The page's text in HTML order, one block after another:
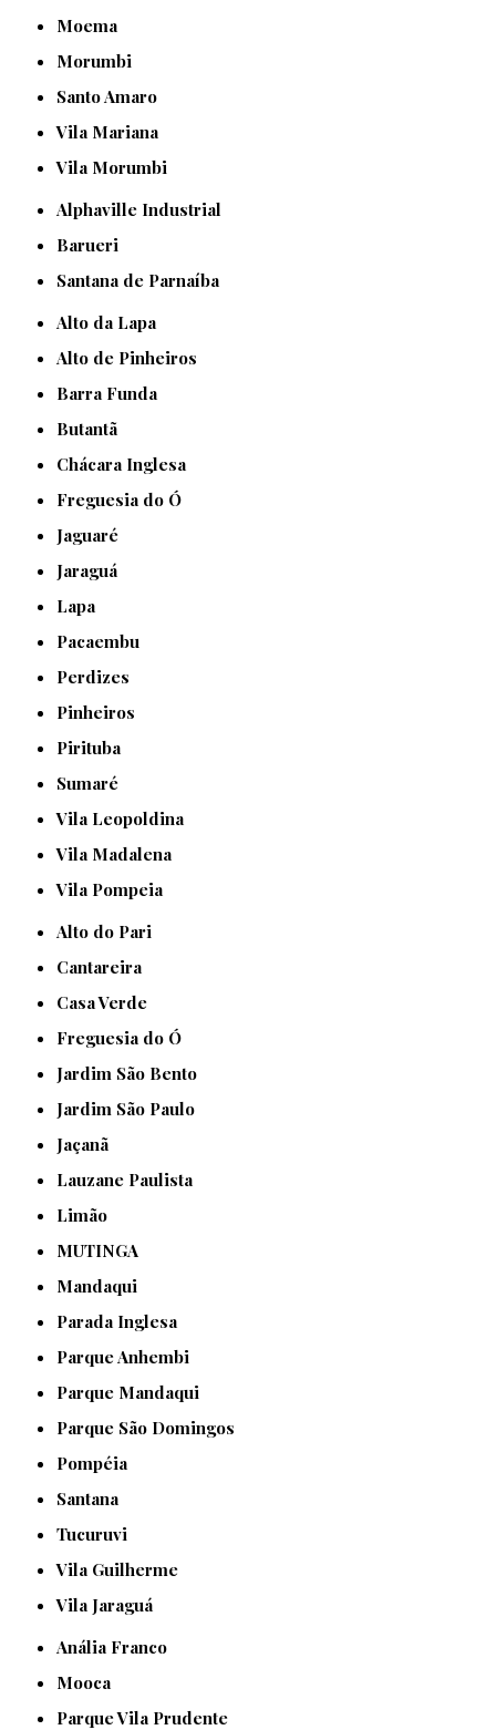
Moema
Morumbi
Santo Amaro
Vila Mariana
Vila Morumbi
Alphaville Industrial
Barueri
Santana de Parnaíba
Alto da Lapa
Alto de Pinheiros
Barra Funda
Butantã
Chácara Inglesa
Freguesia do Ó
Jaguaré
Jaraguá
Lapa
Pacaembu
Perdizes
Pinheiros
Pirituba
Sumaré
Vila Leopoldina
Vila Madalena
Vila Pompeia
Alto do Pari
Cantareira
Casa Verde
Freguesia do Ó
Jardim São Bento
Jardim São Paulo
Jaçanã
Lauzane Paulista
Limão
MUTINGA
Mandaqui
Parada Inglesa
Parque Anhembi
Parque Mandaqui
Parque São Domingos
Pompéia
Santana
Tucuruvi
Vila Guilherme
Vila Jaraguá
Anália Franco
Mooca
Parque Vila Prudente